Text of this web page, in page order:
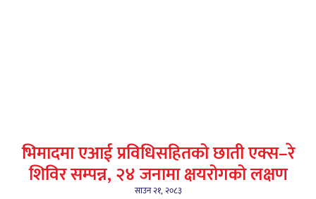
भिमादमा एआई प्रविधिसहितको छाती एक्स–रे
शिविर सम्पन्न, २४ जनामा क्षयरोगको लक्षण
साउन २१, २०८३